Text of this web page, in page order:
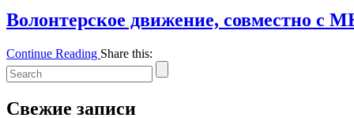
Волонтерское движение, совместно с
Continue Reading Share this:
Свежие записи